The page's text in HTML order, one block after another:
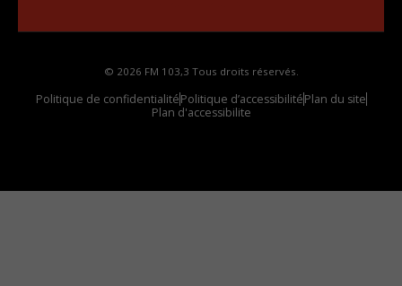
© 2026 FM 103,3 Tous droits réservés.
Politique de confidentialitéPolitique d’accessibilitéPlan du site
Plan d'accessibilite